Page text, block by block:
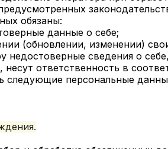
обязаны:
данные о себе;
(обновлении, изменении)
недостоверные сведения о
несут ответственность в
следующие персональные